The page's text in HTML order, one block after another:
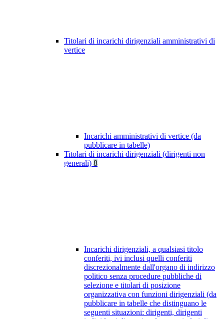
Titolari di incarichi dirigenziali amministrativi di
vertice
Incarichi amministrativi di vertice (da
pubblicare in tabelle)
Titolari di incarichi dirigenziali (dirigenti non
generali) 8
Incarichi dirigenziali, a qualsiasi titolo
conferiti, ivi inclusi quelli conferiti
discrezionalmente dall'organo di indirizzo
politico senza procedure pubbliche di
selezione e titolari di posizione
organizzativa con funzioni dirigenziali (da
pubblicare in tabelle che distinguano le
seguenti situazioni: dirigenti, dirigenti